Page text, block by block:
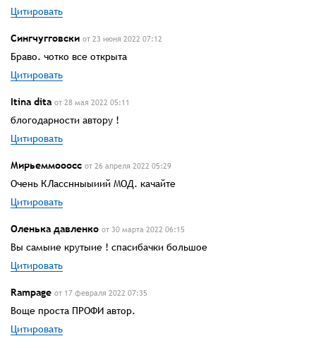
Цитировать
Сингчугговски от 23 июня 2022 07:12
Браво. чотко все открыта
Цитировать
Itinа dita от 28 мая 2022 05:11
блогодарности автору !
Цитировать
Мирьеммооосс от 26 апреля 2022 05:29
Очень КЛасснныыиий МОД. качайте
Цитировать
Оленька давленко от 30 марта 2022 06:15
Вы самыие крутыие ! спасибачки большое
Цитировать
Rampage от 17 февраля 2022 07:35
Воще проста ПРОФИ автор.
Цитировать